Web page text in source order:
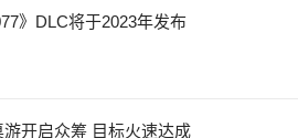
》DLC将于2023年发布
游开启众筹 目标火速达成